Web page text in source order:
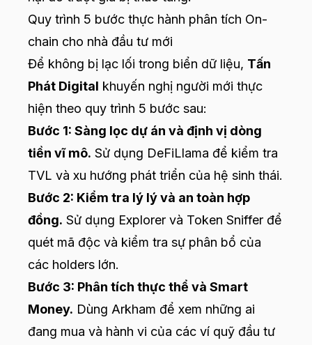
Quy trình 5 bước thực hành phân tích On-
chain cho nhà đầu tư mới
Để không bị lạc lối trong biển dữ liệu, Tấn
Phát Digital khuyến nghị người mới thực
hiện theo quy trình 5 bước sau:
Bước 1: Sàng lọc dự án và định vị dòng
tiền vĩ mô. Sử dụng DeFiLlama để kiểm tra
TVL và xu hướng phát triển của hệ sinh thái.
Bước 2: Kiểm tra lý lý và an toàn hợp
đồng. Sử dụng Explorer và Token Sniffer để
quét mã độc và kiểm tra sự phân bổ của
các holders lớn.
Bước 3: Phân tích thực thể và Smart
Money. Dùng Arkham để xem những ai
đang mua và hành vi của các ví quỹ đầu tư